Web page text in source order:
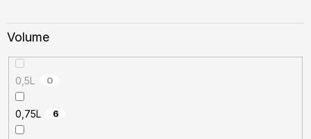
Volume
0,5L 0
0,75L 6